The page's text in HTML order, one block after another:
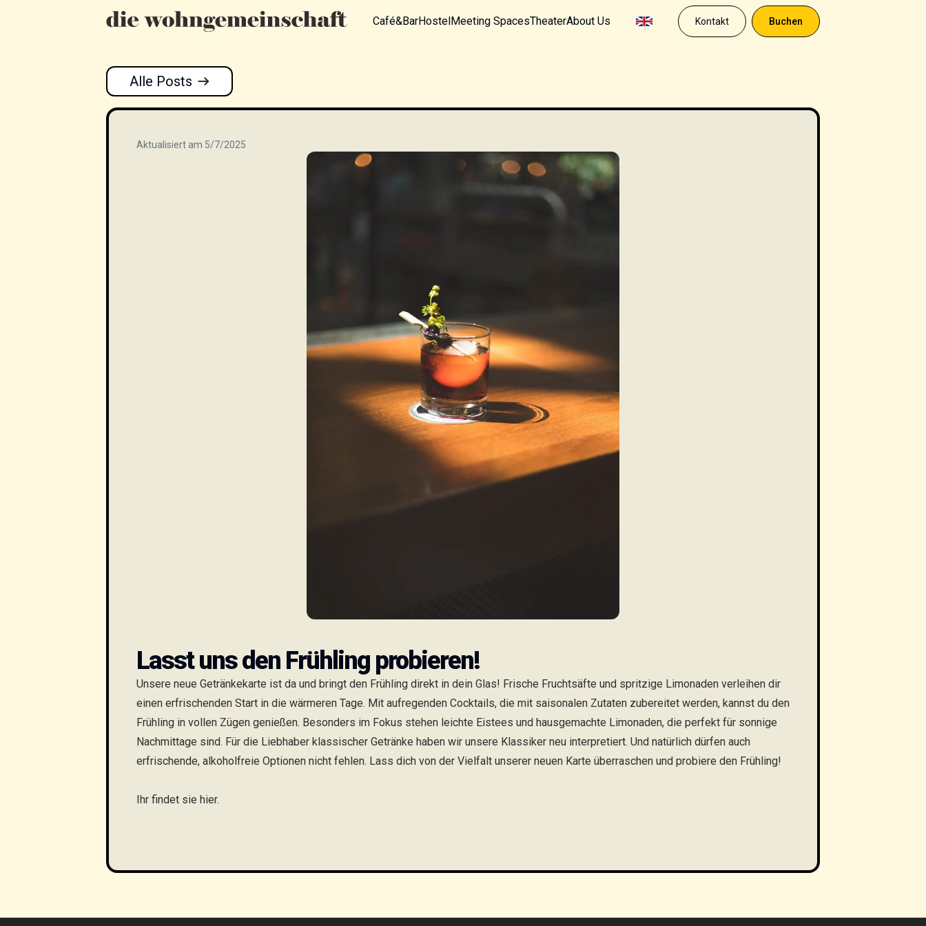
Café&BarHostelMeeting SpacesTheaterAbout Us Kontakt Buchen
Alle Posts
Aktualisiert am 5/7/2025
Lasst uns den Frühling probieren!
Unsere neue Getränkekarte ist da und bringt den Frühling direkt in dein Glas! Frische Fruchtsäfte und spritzige Limonaden verleihen dir
einen erfrischenden Start in die wärmeren Tage. Mit aufregenden Cocktails, die mit saisonalen Zutaten zubereitet werden, kannst du den
Frühling in vollen Zügen genießen. Besonders im Fokus stehen leichte Eistees und hausgemachte Limonaden, die perfekt für sonnige
Nachmittage sind. Für die Liebhaber klassischer Getränke haben wir unsere Klassiker neu interpretiert. Und natürlich dürfen auch
erfrischende, alkoholfreie Optionen nicht fehlen. Lass dich von der Vielfalt unserer neuen Karte überraschen und probiere den Frühling!
Ihr findet sie hier.